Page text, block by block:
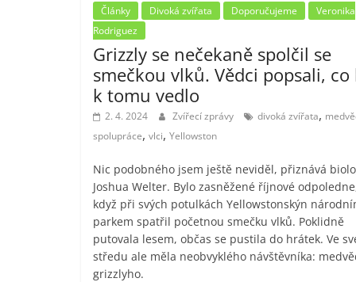
Články Divoká zvířata Doporučujeme
Veronika
Rodriguez
Grizzly se nečekaně spolčil se
smečkou vlků. Vědci popsali, co
k tomu vedlo
2. 4. 2024 Zvířecí zprávy divoká zvířata,
spolupráce, vlci, Yellowston
Nic podobného jsem ještě neviděl, přiznává
Joshua Welter. Bylo zasněžené říjnové
když při svých potulkách Yellowstonskýn
parkem spatřil početnou smečku vlků. Poklidně
putovala lesem, občas se pustila do hrátek. Ve
středu ale měla neobvyklého návštěvníka:
grizzlyho.